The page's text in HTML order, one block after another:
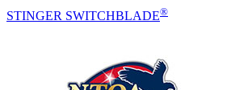
STINGER SWITCHBLADE®